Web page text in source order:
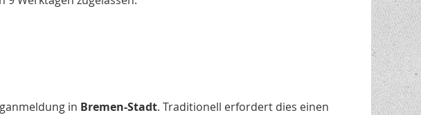
in Bremen-Stadt. Traditionell erfordert dies einen